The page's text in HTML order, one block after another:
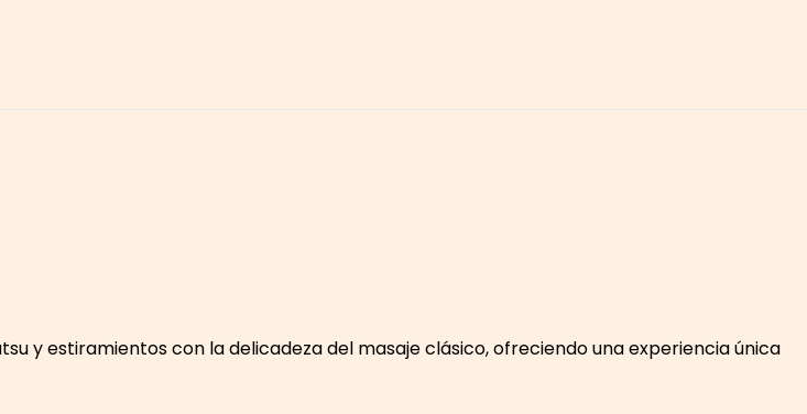
y estiramientos con la delicadeza del masaje clásico, ofreciendo una experiencia única